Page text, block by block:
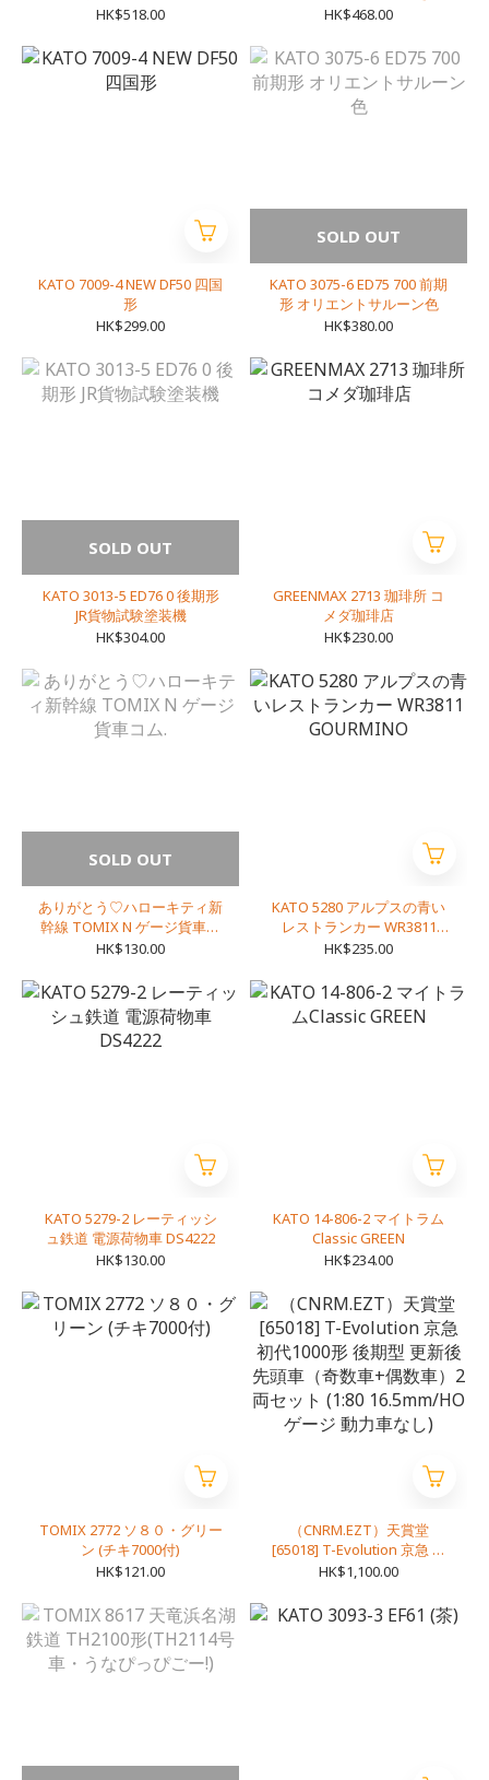
ルバスセッ
HK$518.00
ら>(メープルグリーン)
HK$468.00
KATO 7009-4 NEW DF50 四国
形
HK$299.00
SOLD OUT
KATO 3075-6 ED75 700 前期
形 オリエントサルーン色
HK$380.00
SOLD OUT
KATO 3013-5 ED76 0 後期形
JR貨物試験塗装機
HK$304.00
GREENMAX 2713 珈琲所 コ
メダ珈琲店
HK$230.00
SOLD OUT
ありがとう♡ハローキティ新
幹線 TOMIX N ゲージ貨車コ
ム.
HK$130.00
KATO 5280 アルプスの青い
レストランカー WR3811
GOURMINO
HK$235.00
KATO 5279-2 レーティッシ
ュ鉄道 電源荷物車 DS4222
HK$130.00
KATO 14-806-2 マイトラム
Classic GREEN
HK$234.00
TOMIX 2772 ソ８０・グリー
ン (チキ7000付)
HK$121.00
（CNRM.EZT）天賞堂
[65018] T-Evolution 京急 初
代1000形 後期型 更新後 先頭
ット (1:80 16.5mm/HOゲージ
動力車なし)
HK$1,100.00